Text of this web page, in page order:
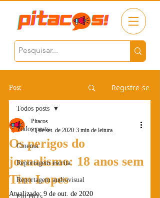
Post Registre-se
Todos posts
Cinema
Reportagem escrita
Reportagem audiovisual
Todos posts
Os perigos do
jornalismo: 18 anos sem
Tim Lopes
Pitacos
21 de set. de 2020 3 min de leitura
Atualizado:9 de out. de 2020